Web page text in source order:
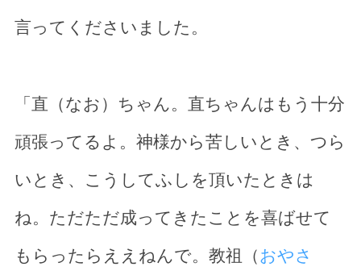
言ってくださいました。
「直（なお）ちゃん。直ちゃんはもう十分
頑張ってるよ。神様から苦しいとき、つら
いとき、こうしてふしを頂いたときは
ね。ただただ成ってきたことを喜ばせて
もらったらええねんで。教祖（ おやさ